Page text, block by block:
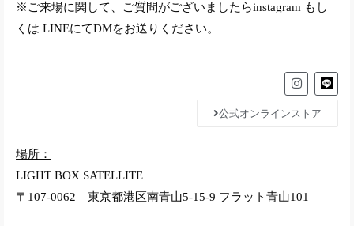
※ご来場に関して、ご質問がございましたらinstagram もし
くは LINEにてDMをお送りください。
公式オンラインストア
場所：
LIGHT BOX SATELLITE
〒107-0062 東京都港区南青山5-15-9 フラット青山101